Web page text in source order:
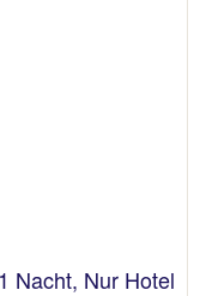
1 Nacht, Nur Hotel